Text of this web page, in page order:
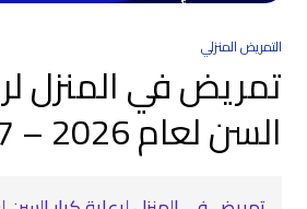
التمريض المنزلي
تمريض في المنزل
السن لعام 2026 – 2027